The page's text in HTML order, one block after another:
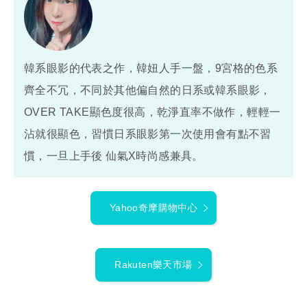
韓系眼影的代表之作，韓妞人手一盤，9宮格的色系
齊全不冗，不同於其他偏自然的日系或韓系眼影，
OVER TAKE顯色度很高，乾淨直率不做作，輕輕一
沾就很顯色，習慣日系眼影第一次使用會有點不習
慣，一旦上手後 仙氣X時尚感兼具。
Yahoo奇摩購物中心
Rakuten樂天市場